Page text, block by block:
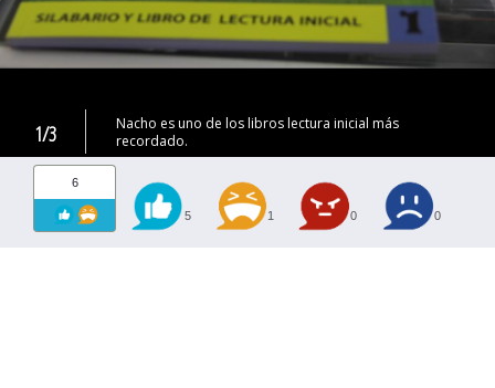
1/3
Nacho es uno de los libros lectura inicial más
recordado.
6
5 1 0 0